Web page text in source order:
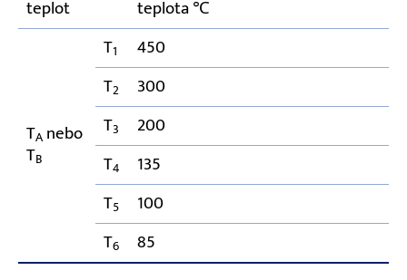
teplot teplota ℃
TA nebo
TB
T1
450
T2
300
T3
200
T4
135
T5
100
T6 85